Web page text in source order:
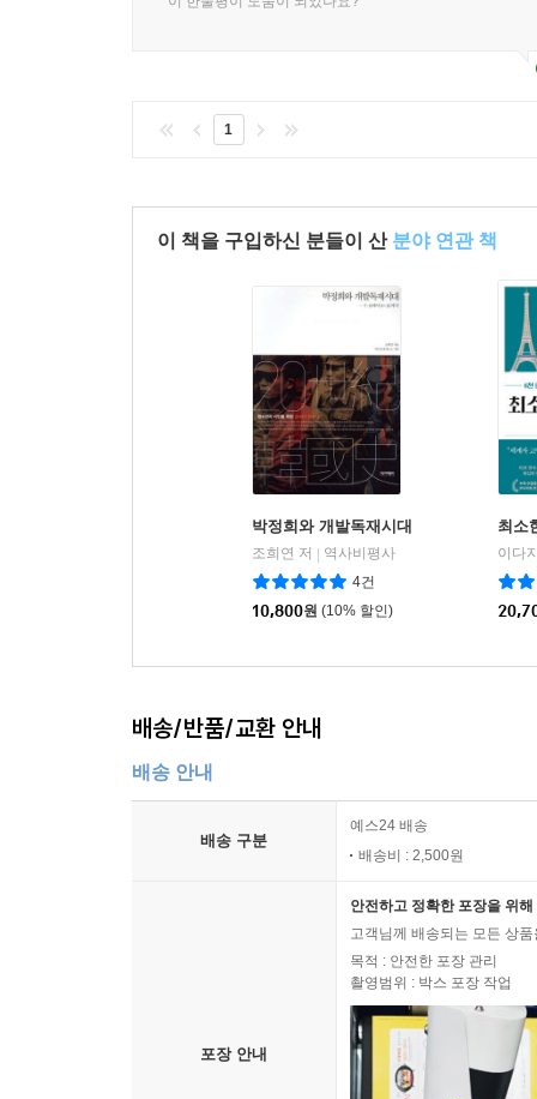
1
이 책을 구입하신 분들이 산 분야 연관 책
박정희와 개발독재시대
조희연 저
역사비평사
4건
10,800원 (10% 할인)
최소
이다
배송/반품/교환 안내
배송 안내
배송 구분
예스24 배송
배송비 : 2,500원
포장 안내
안전하고 정확한 포장을 위
고객님께 배송되는 모든 상
목적 : 안전한 포장 관리
촬영범위 : 박스 포장 작업